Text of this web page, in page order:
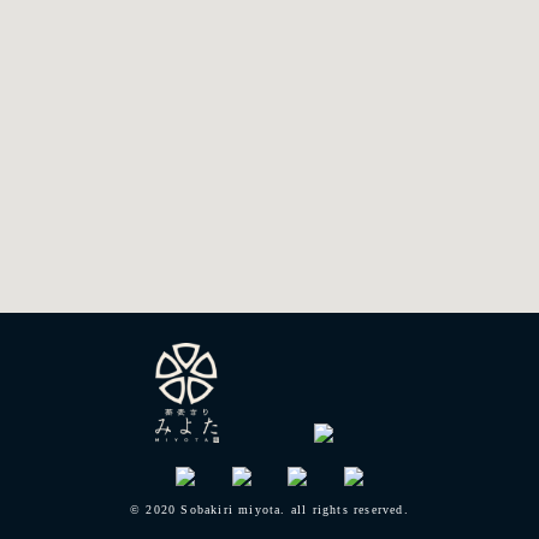
© 2020 Sobakiri miyota. all rights reserved.